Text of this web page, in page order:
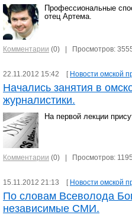
Профессиональные
отец Артема.
Комментарии (0) | Просмотров:
22.11.2012 15:42 [ Новости омской
Начались занятия в
журналистики.
На первой лекции
Комментарии (0) | Просмотров:
15.11.2012 21:13 [ Новости омской
По словам Всеволода
независимые СМИ.